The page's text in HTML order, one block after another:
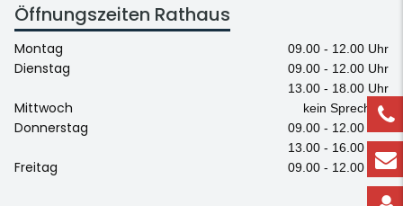
Öffnungszeiten Rathaus
Montag 09.00 - 12.00 Uhr
Dienstag
09.00 - 12.00 Uhr
13.00 - 18.00 Uhr
Mittwoch kein Sprechtag
Donnerstag
09.00 - 12.00 Uhr
13.00 - 16.00 Uhr
Freitag 09.00 - 12.00 Uhr